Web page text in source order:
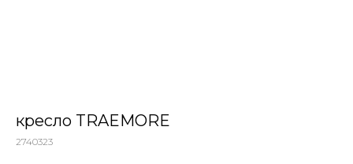
кресло TRAEMORE
2740323